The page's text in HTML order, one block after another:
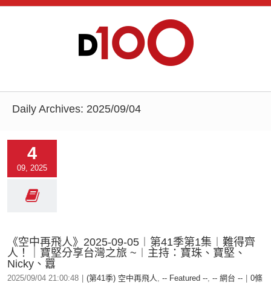
Daily Archives: 2025/09/04
4
09, 2025
《空中再飛人》2025-09-05︱第41季第1集︱難得齊
人！｜寶堅分享台灣之旅 ~︱主持：寶珠、寶堅、
Nicky、囂
2025/09/04 21:00:48 (第41季) 空中再飛人, -- Featured --, -- 網台 --
0條